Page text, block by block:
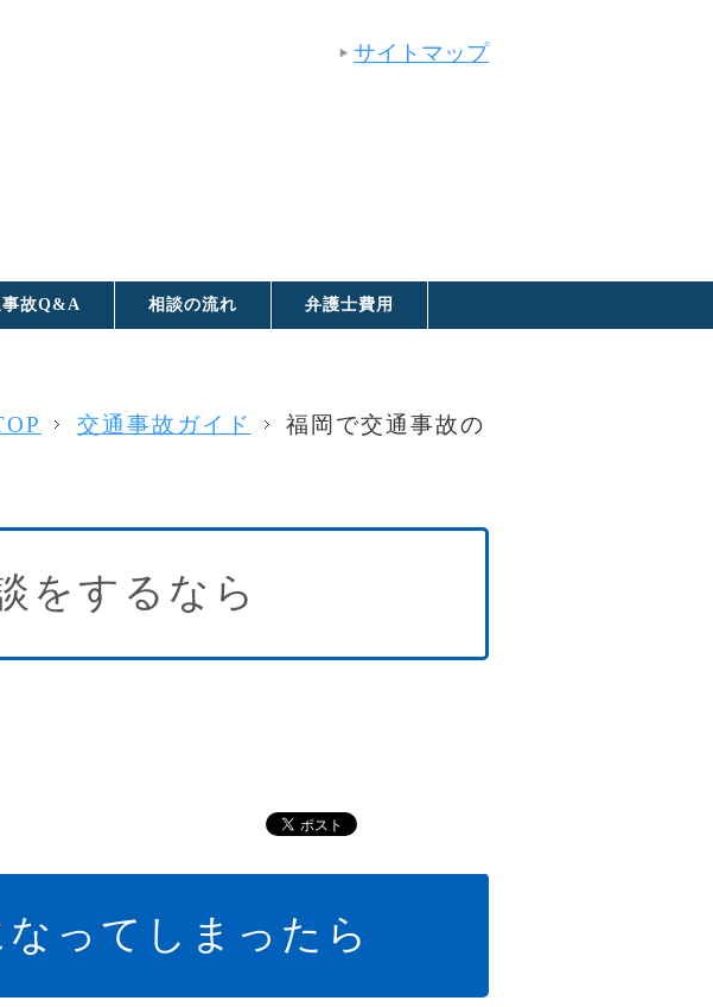
故Q&A 相談の流れ 弁護士費用
交通事故ガイド
福岡で交通事故の
をするなら
ってしまったら
サイトマップ